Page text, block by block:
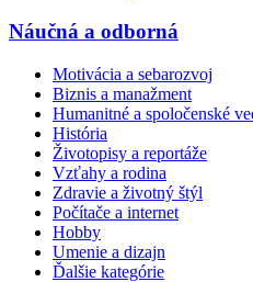
Náučná a odborná
Motivácia a sebarozvoj
Biznis a manažment
Humanitné a spoločenské
História
Životopisy a reportáže
Vzťahy a rodina
Zdravie a životný štýl
Počítače a internet
Hobby
Umenie a dizajn
Ďalšie kategórie